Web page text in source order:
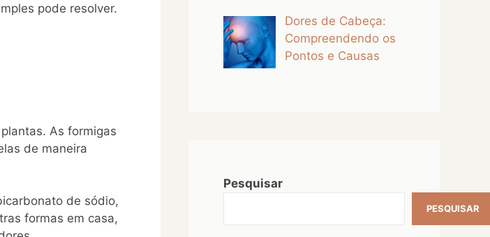
pode resolver.
As formigas
de maneira
de sódio,
formas em casa,
Dores de Cabeça:
Compreendendo os
Pontos e Causas
Pesquisar
PESQUISAR